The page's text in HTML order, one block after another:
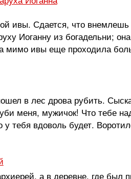
ивы. Сдается, что внемлешь
Иоганну из богадельни;
мимо ивы еще проходила
в лес дрова рубить.
меня, мужичок! Что тебе
у тебя вдоволь будет.
а в деревне, где был